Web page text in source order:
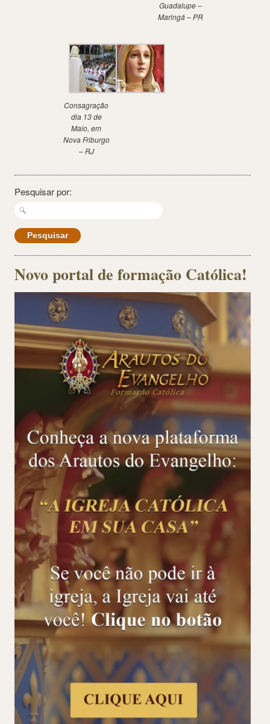
Guadalupe –
Maringá – PR
Consagração
dia 13 de
Maio, em
Nova Friburgo
– RJ
Pesquisar por:
Novo portal de formação Católica!